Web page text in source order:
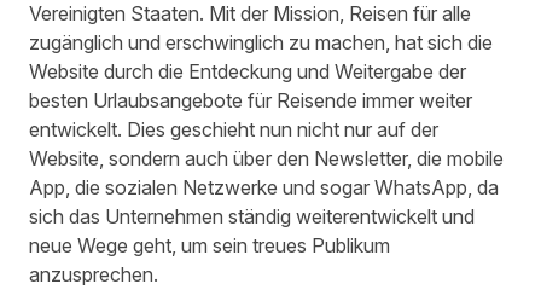
Vereinigten Staaten. Mit der Mission, Reisen für alle
zugänglich und erschwinglich zu machen, hat sich die
Website durch die Entdeckung und Weitergabe der
besten Urlaubsangebote für Reisende immer weiter
entwickelt. Dies geschieht nun nicht nur auf der
Website, sondern auch über den Newsletter, die mobile
App, die sozialen Netzwerke und sogar WhatsApp, da
sich das Unternehmen ständig weiterentwickelt und
neue Wege geht, um sein treues Publikum
anzusprechen.